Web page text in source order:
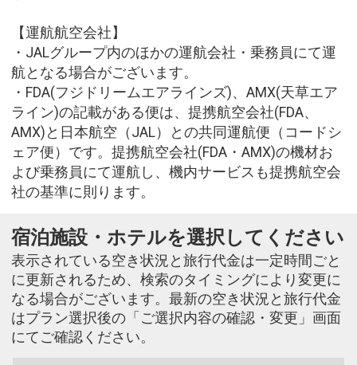
【運航航空会社】
・JALグループ内のほかの運航会社・乗務員にて運
航となる場合がございます。
・FDA(フジドリームエアラインズ)、AMX(天草エア
ライン)の記載がある便は、提携航空会社(FDA、
AMX)と日本航空（JAL）との共同運航便（コードシ
ェア便）です。提携航空会社(FDA・AMX)の機材お
よび乗務員にて運航し、機内サービスも提携航空会
社の基準に則ります。
宿泊施設・ホテルを選択してください
表示されている空き状況と旅行代金は一定時間ごと
に更新されるため、検索のタイミングにより変更に
なる場合がございます。最新の空き状況と旅行代金
はプラン選択後の「ご選択内容の確認・変更」画面
にてご確認ください。